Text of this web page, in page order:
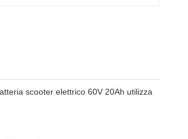
scooter elettrico 60V 20Ah utilizza